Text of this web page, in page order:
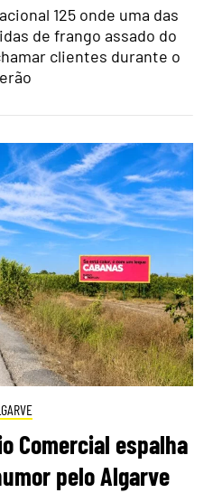
125 onde uma das
de frango assado do
clientes durante o
Comercial espalha
pelo Algarve